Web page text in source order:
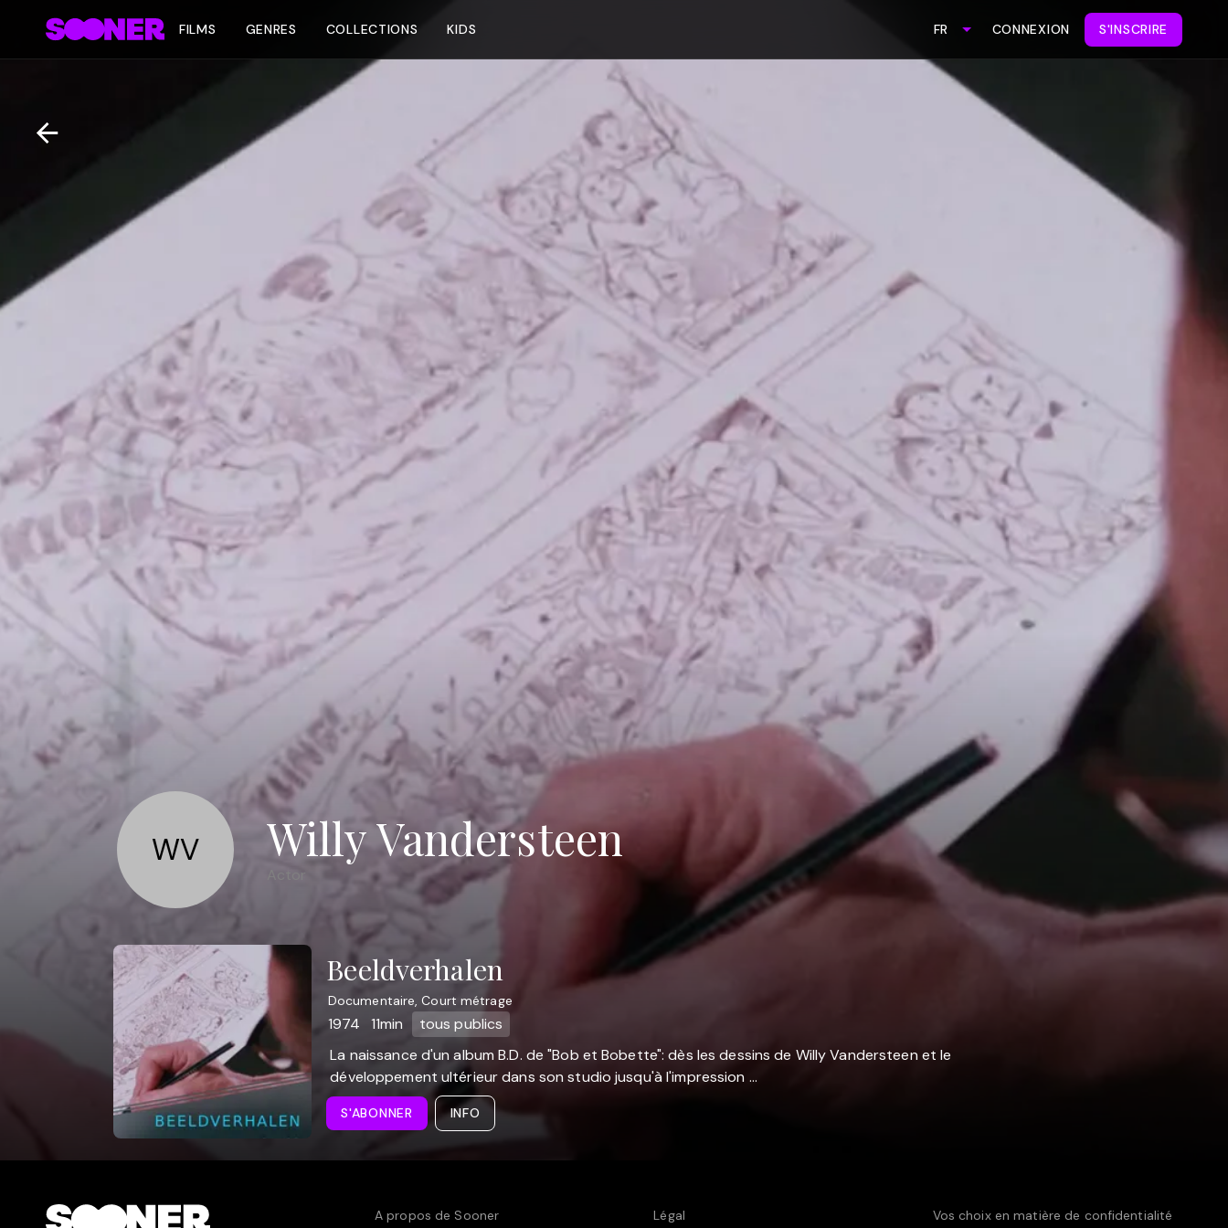
FILMS GENRES COLLECTIONS KIDS FR CONNEXION S'INSCRIRE
WV Willy Vandersteen
Actor
Beeldverhalen
Documentaire, Court métrage
1974 11min
tous publics
La naissance d'un album B.D. de "Bob et Bobette": dès les dessins de Willy Vandersteen et le
développement ultérieur dans son studio jusqu'à l'impression ...
S'ABONNER INFO
A propos de Sooner Légal Vos choix en matière de confidentialité